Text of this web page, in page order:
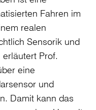
Fahren im
realen
Sensorik und
Prof.
eine
und
Damit kann das